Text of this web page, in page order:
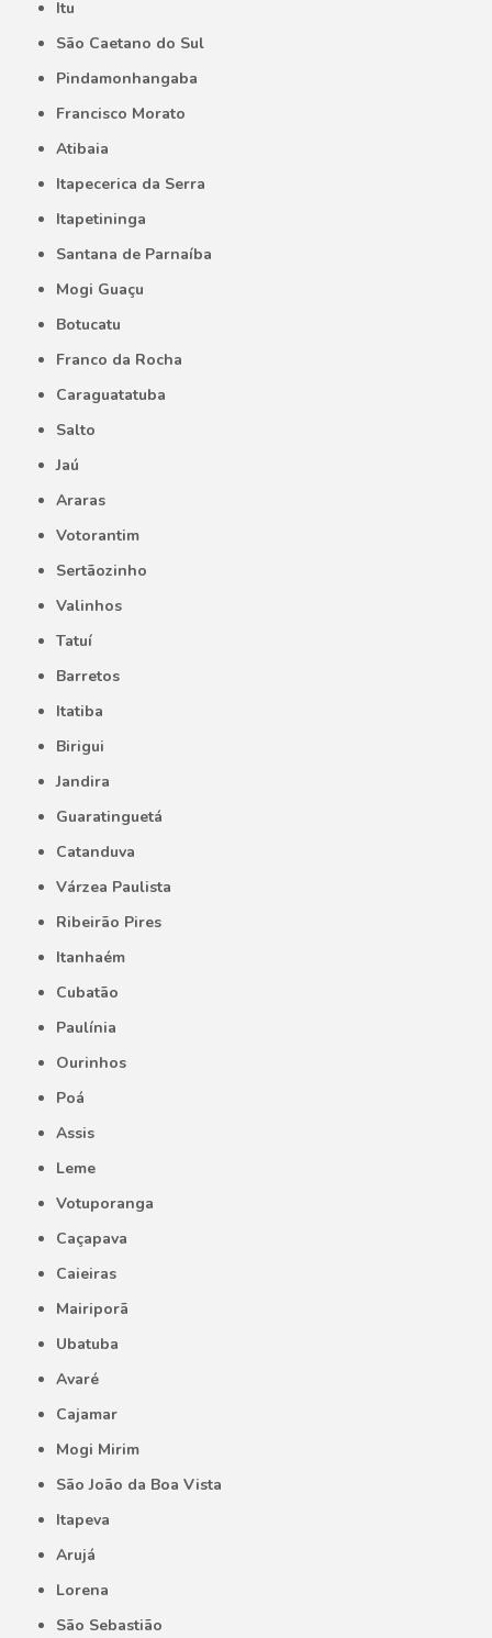
Itu
São Caetano do Sul
Pindamonhangaba
Francisco Morato
Atibaia
Itapecerica da Serra
Itapetininga
Santana de Parnaíba
Mogi Guaçu
Botucatu
Franco da Rocha
Caraguatatuba
Salto
Jaú
Araras
Votorantim
Sertãozinho
Valinhos
Tatuí
Barretos
Itatiba
Birigui
Jandira
Guaratinguetá
Catanduva
Várzea Paulista
Ribeirão Pires
Itanhaém
Cubatão
Paulínia
Ourinhos
Poá
Assis
Leme
Votuporanga
Caçapava
Caieiras
Mairiporã
Ubatuba
Avaré
Cajamar
Mogi Mirim
São João da Boa Vista
Itapeva
Arujá
Lorena
São Sebastião